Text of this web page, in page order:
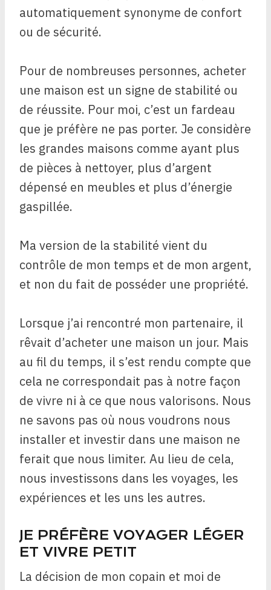
automatiquement synonyme de confort
ou de sécurité.
Pour de nombreuses personnes, acheter
une maison est un signe de stabilité ou
de réussite. Pour moi, c’est un fardeau
que je préfère ne pas porter. Je considère
les grandes maisons comme ayant plus
de pièces à nettoyer, plus d’argent
dépensé en meubles et plus d’énergie
gaspillée.
Ma version de la stabilité vient du
contrôle de mon temps et de mon argent,
et non du fait de posséder une propriété.
Lorsque j’ai rencontré mon partenaire, il
rêvait d’acheter une maison un jour. Mais
au fil du temps, il s’est rendu compte que
cela ne correspondait pas à notre façon
de vivre ni à ce que nous valorisons. Nous
ne savons pas où nous voudrons nous
installer et investir dans une maison ne
ferait que nous limiter. Au lieu de cela,
nous investissons dans les voyages, les
expériences et les uns les autres.
JE PRÉFÈRE VOYAGER LÉGER
ET VIVRE PETIT
La décision de mon copain et moi de